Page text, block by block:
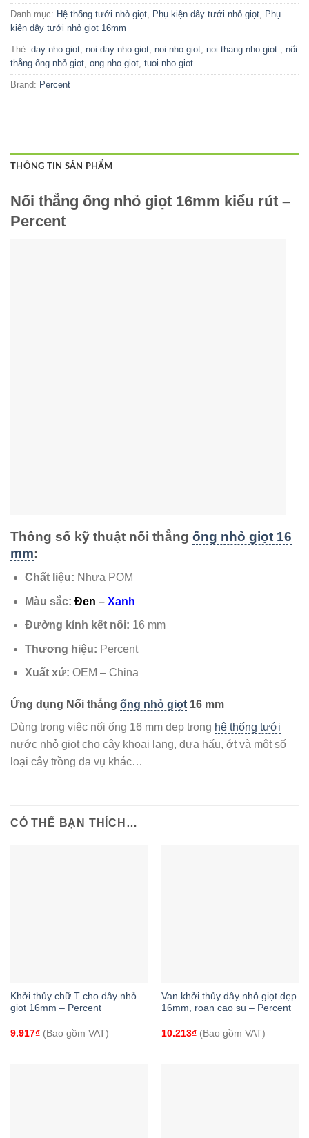
Danh mục: Hệ thống tưới nhỏ giọt Phụ kiện dây tưới nhỏ giọt Phụ
kiện dây tưới nhỏ giọt 16mm
Thẻ: day nho giot noi day nho giot noi nho giot noi thang nho giot.
nối
thẳng ống nhỏ giọt ong nho giot tuoi nho giot
Brand: Percent
THÔNG TIN SẢN PHẨM
Nối thẳng ống nhỏ giọt 16mm kiểu rút –
Percent
Thông số kỹ thuật nối thẳng ống nhỏ giọt 16
mm:
Chất liệu: Nhựa POM
Màu sắc: Đen – Xanh
Đường kính kết nối: 16 mm
Thương hiệu: Percent
Xuất xứ: OEM – China
Ứng dụng Nối thẳng ống nhỏ giọt 16 mm
Dùng trong việc nối ống 16 mm dẹp trong hệ thống tưới
nước nhỏ giọt cho cây khoai lang, dưa hấu, ớt và một số
loại cây trồng đa vụ khác…
CÓ THỂ BẠN THÍCH…
Khởi thủy chữ T cho dây nhỏ
giọt 16mm – Percent
9.917₫(Bao gồm VAT)
Van khởi thủy dây nhỏ giọt dẹp
16mm, roan cao su – Percent
10.213₫(Bao gồm VAT)